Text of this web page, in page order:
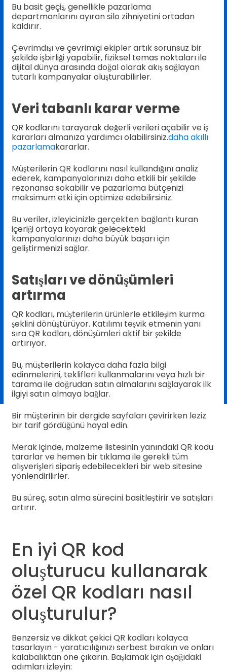
Bu basit geçiş, genellikle pazarlama
departmanlarını ayıran silo zihniyetini ortadan
kaldırır.
Çevrimdışı ve çevrimiçi ekipler artık sorunsuz bir
şekilde işbirliği yapabilir, fiziksel temas noktaları ile
dijital dünya arasında doğal olarak akış sağlayan
tutarlı kampanyalar oluşturabilirler.
Veri tabanlı karar verme
QR kodlarını tarayarak değerli verileri açabilir ve iş
kararları almanıza yardımcı olabilirsiniz.daha akıllı
pazarlamakararlar.
Müşterilerin QR kodlarını nasıl kullandığını analiz
ederek, kampanyalarınızı daha etkili bir şekilde
rezonansa sokabilir ve pazarlama bütçenizi
maksimum etki için optimize edebilirsiniz.
Bu veriler, izleyicinizle gerçekten bağlantı kuran
içeriği ortaya koyarak gelecekteki
kampanyalarınızı daha büyük başarı için
geliştirmenizi sağlar.
Satışları ve dönüşümleri
artırma
QR kodları, müşterilerin ürünlerle etkileşim kurma
şeklini dönüştürüyor. Katılımı teşvik etmenin yanı
sıra QR kodları, dönüşümleri aktif bir şekilde
artırıyor.
Bu, müşterilerin kolayca daha fazla bilgi
edinmelerini, teklifleri kullanmalarını veya hızlı bir
tarama ile doğrudan satın almalarını sağlayarak ilk
ilgiyi satın almaya bağlar.
Bir müşterinin bir dergide sayfaları çevirirken leziz
bir tarif gördüğünü hayal edin.
Merak içinde, malzeme listesinin yanındaki QR kodu
tararlar ve hemen bir tıklama ile gerekli tüm
alışverişleri sipariş edebilecekleri bir web sitesine
yönlendirilirler.
Bu süreç, satın alma sürecini basitleştirir ve satışları
artırır.
En iyi QR kod
oluşturucu kullanarak
özel QR kodları nasıl
oluşturulur?
Benzersiz ve dikkat çekici QR kodları kolayca
tasarlayın - yaratıcılığınızı serbest bırakın ve onları
kalabalıktan öne çıkarın. Başlamak için aşağıdaki
adımları izleyin: